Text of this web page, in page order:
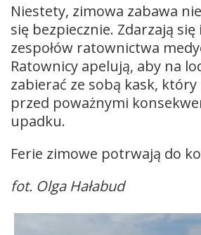
Niestety, zimowa zabawa
się bezpiecznie. Zdarzają
zespołów ratownictwa
Ratownicy apelują, aby na
zabierać ze sobą kask,
przed poważnymi
upadku.
Ferie zimowe potrwają do
fot. Olga Hałabud